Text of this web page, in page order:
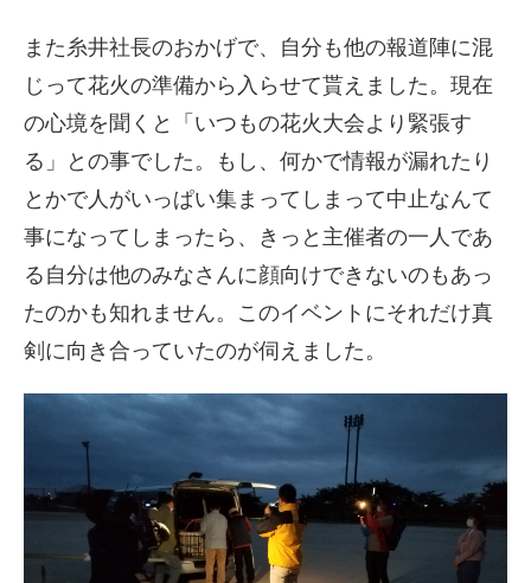
また糸井社長のおかげで、自分も他の報道陣に混
じって花火の準備から入らせて貰えました。現在
の心境を聞くと「いつもの花火大会より緊張す
る」との事でした。もし、何かで情報が漏れたり
とかで人がいっぱい集まってしまって中止なんて
事になってしまったら、きっと主催者の一人であ
る自分は他のみなさんに顔向けできないのもあっ
たのかも知れません。このイベントにそれだけ真
剣に向き合っていたのが伺えました。